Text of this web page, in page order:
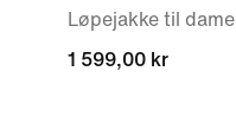
Løpejakke til dame
1 599,00 kr
1 599,00 kr